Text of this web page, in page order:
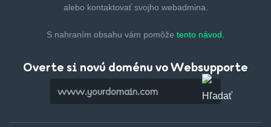
alebo kontaktovať svojho webadmina.
S nahraním obsahu vám pomôže tento návod.
Overte si novú doménu vo Websupporte